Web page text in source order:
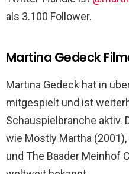
als 3.100 Follower.
Martina Gedeck
Martina Gedeck hat in
mitgespielt und ist
Schauspielbranche aktiv.
wie Mostly Martha
und The Baader Meinhof